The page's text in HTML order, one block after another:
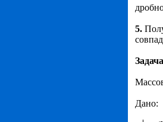
5.
Дано: